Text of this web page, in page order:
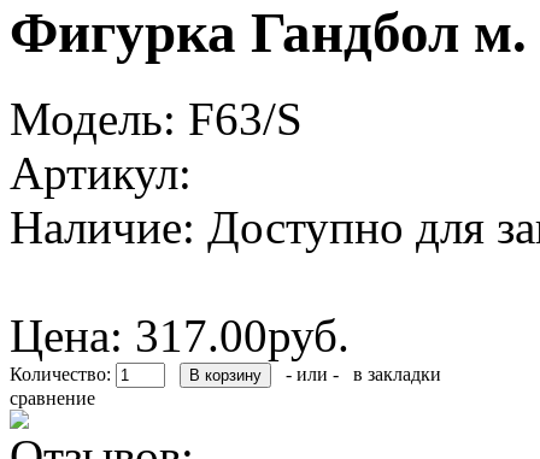
Фигурка Гандбол м.
Модель: F63/S
Артикул:
Наличие: Доступно для
Цена: 317.00руб.
Количество: - или -
в закладки
сравнение